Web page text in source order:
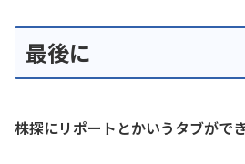
最後に
株探にリポートとかいうタブがで